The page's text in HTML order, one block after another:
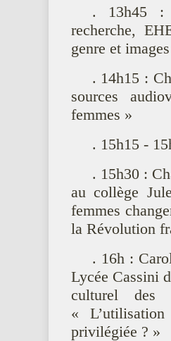
. 13h45 :
recherche,
genre et
. 14h15 :
sources
femmes »
. 15h15 -
. 15h30 :
au collège
femmes
la Révolution
. 16h :
Lycée Cassini
culturel des
«
privilégiée ? »